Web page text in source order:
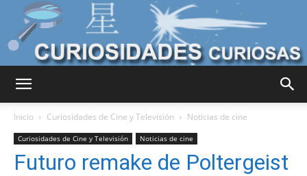
Curiosas
Inicio Curiosidades de Cine y Televisión Noticias de cine
Curiosidades de Cine y Televisión Noticias de cine
Futuro remake de Poltergeist